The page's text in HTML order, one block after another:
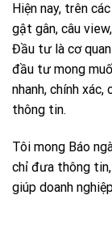
Hiện nay, trên
gật gân, câu
Đầu tư là cơ
đầu tư mong
nhanh, chính
thông tin.
Tôi mong Báo
chỉ đưa thông
giúp doanh